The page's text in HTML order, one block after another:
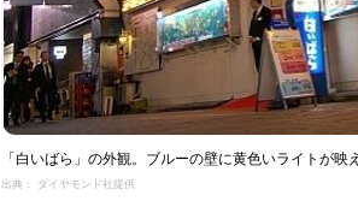
「白いばら」の外観。ブルーの壁に黄色いライトが映
出典： ダイヤモンド社提供